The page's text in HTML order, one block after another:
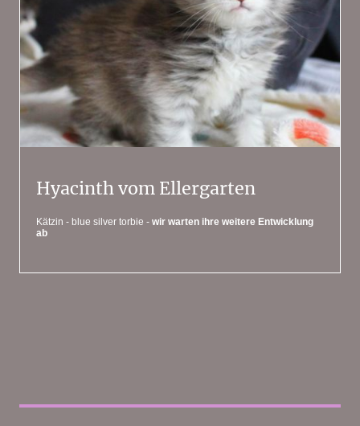
Hyacinth vom Ellergarten
Kätzin - blue silver torbie - wir warten ihre weitere Entwicklung
ab